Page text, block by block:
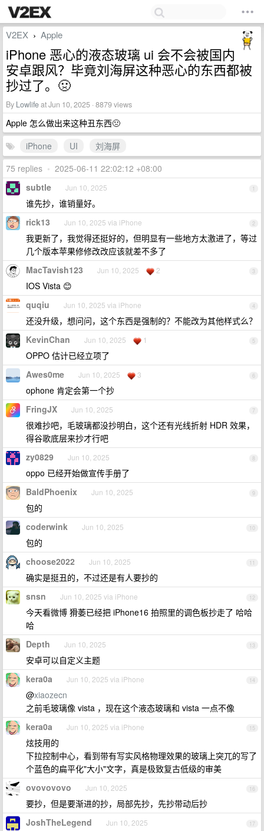
V2EX › Apple
iPhone 恶心的液态玻璃 ui 会不会被国内
安卓跟风？毕竟刘海屏这种恶心的东西都被
抄过了。🤢
By Lowlifeat Jun 10, 2025 · 8879 views
Apple 怎么做出来这种丑东西🤢
iPhone
UI
刘海屏
75 replies • 2025-06-11 22:02:12 +08:00
1
subtle Jun 10, 2025
谁先抄，谁销量好。
2
rick13 Jun 10, 2025 via iPhone
我更新了，我觉得还挺好的，但明显有一些地方太激进了，等过
几个版本苹果修修改改应该就差不多了
3
MacTavish123 Jun 10, 2025 2
IOS Vista 😊
4
quqiu Jun 10, 2025 via iPhone
还没升级，想问问，这个东西是强制的？不能改为其他样式么？
5
KevinChan Jun 10, 2025 1
OPPO 估计已经立项了
6
Awes0me Jun 10, 2025 3
ophone 肯定会第一个抄
7
FringJX Jun 10, 2025
很难抄吧，毛玻璃都没抄明白，这个还有光线折射 HDR 效果，
得谷歌底层来抄才行吧
8
zy0829 Jun 10, 2025
oppo 已经开始做宣传手册了
9
BaldPhoenix Jun 10, 2025
包的
10
coderwink Jun 10, 2025
包的
11
choose2022 Jun 10, 2025
确实是挺丑的，不过还是有人要抄的
12
snsn Jun 10, 2025 via iPhone
今天看微博 猾萎已经把 iPhone16 拍照里的调色板抄走了 哈哈
哈
13
Depth Jun 10, 2025
安卓可以自定义主题
14
kera0a Jun 10, 2025 via iPhone
@xiaozecn
之前毛玻璃像 vista ，现在这个液态玻璃和 vista 一点不像
15
kera0a Jun 10, 2025 via iPhone
炫技用的
下拉控制中心，看到带有写实风格物理效果的玻璃上突兀的写了
个蓝色的扁平化"大小"文字，真是极致复古低级的审美
16
ovovovovo Jun 10, 2025
要抄，但是要渐进的抄，局部先抄，先抄带动后抄
17
JoshTheLegend Jun 10, 2025